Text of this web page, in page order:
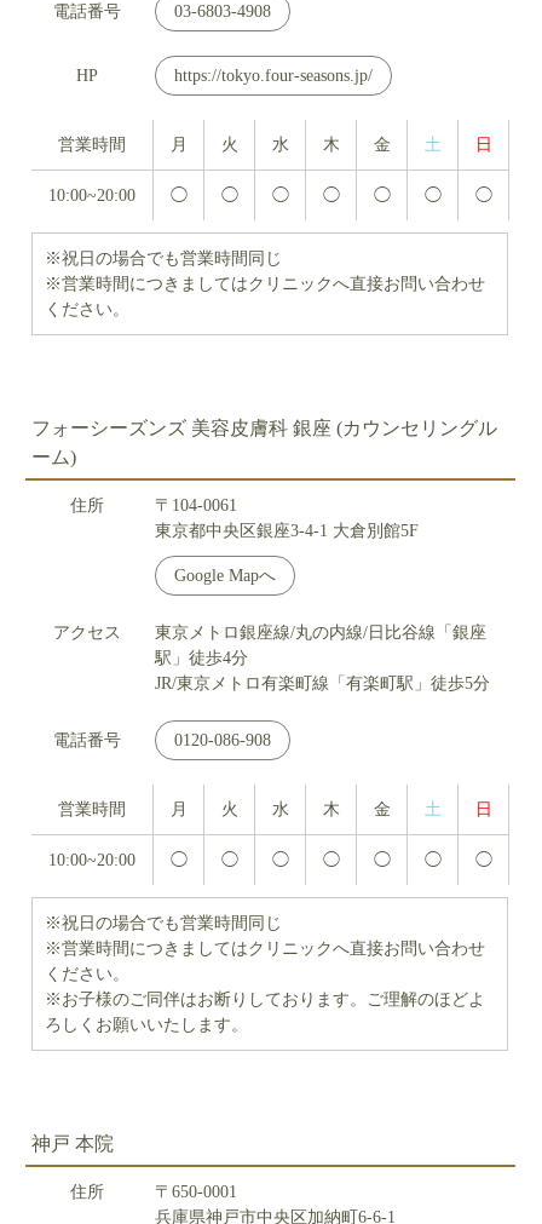
電話番号 03-6803-4908
HP https://tokyo.four-seasons.jp/
営業時間 月 火 水 木 金 土 日
10:00~20:00 ◯ ◯ ◯ ◯ ◯ ◯ ◯
※祝日の場合でも営業時間同じ
※営業時間につきましてはクリニックへ直接お問い合わせ
ください。
フォーシーズンズ 美容皮膚科 銀座 (カウンセリングル
ーム)
住所
〒104-0061
東京都中央区銀座3-4-1 大倉別館5F
Google Mapへ
アクセス
東京メトロ銀座線/丸の内線/日比谷線「銀座
駅」徒歩4分
JR/東京メトロ有楽町線「有楽町駅」徒歩5分
電話番号 0120-086-908
営業時間 月 火 水 木 金 土 日
10:00~20:00 ◯ ◯ ◯ ◯ ◯ ◯ ◯
※祝日の場合でも営業時間同じ
※営業時間につきましてはクリニックへ直接お問い合わせ
ください。
※お子様のご同伴はお断りしております。ご理解のほどよ
ろしくお願いいたします。
神戸 本院
住所
〒650-0001
兵庫県神戸市中央区加納町6-6-1